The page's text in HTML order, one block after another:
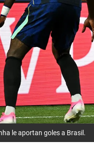
le aportan goles a Brasil.